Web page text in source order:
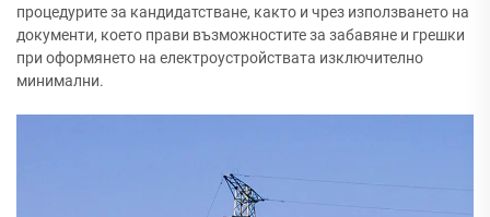
процедурите за кандидатстване, както и чрез използването на
документи, което прави възможностите за забавяне и грешки
при оформянето на електроустройствата изключително
минимални.